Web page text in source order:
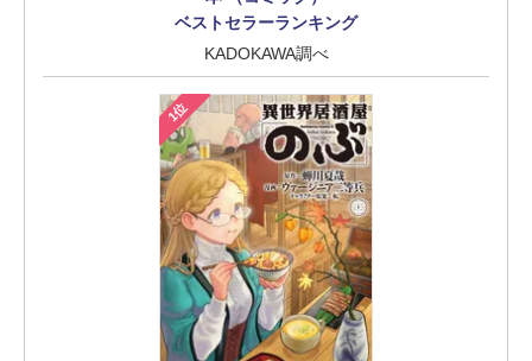
ベストセラーランキング
KADOKAWA調べ
1位